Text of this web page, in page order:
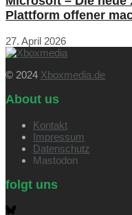
Plattform offener
27. April 2026
© 2024 Xboxmedia.de
About us
Kontakt
Impressum
Datenschutz
Mastodon
folgt uns